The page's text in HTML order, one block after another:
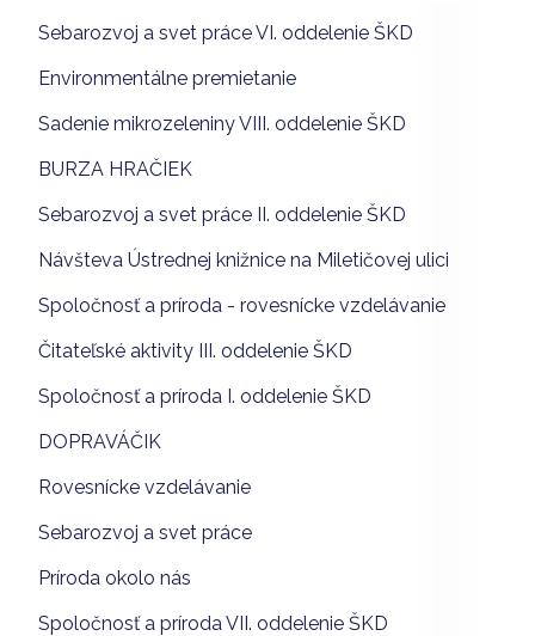
Sebarozvoj a svet práce VI. oddelenie ŠKD
Environmentálne premietanie
Sadenie mikrozeleniny VIII. oddelenie ŠKD
BURZA HRAČIEK
Sebarozvoj a svet práce II. oddelenie ŠKD
Návšteva Ústrednej knižnice na Miletičovej ulici
Spoločnosť a príroda - rovesnícke vzdelávanie
Čitateľské aktivity III. oddelenie ŠKD
Spoločnosť a príroda I. oddelenie ŠKD
DOPRAVÁČIK
Rovesnícke vzdelávanie
Sebarozvoj a svet práce
Príroda okolo nás
Spoločnosť a príroda VII. oddelenie ŠKD